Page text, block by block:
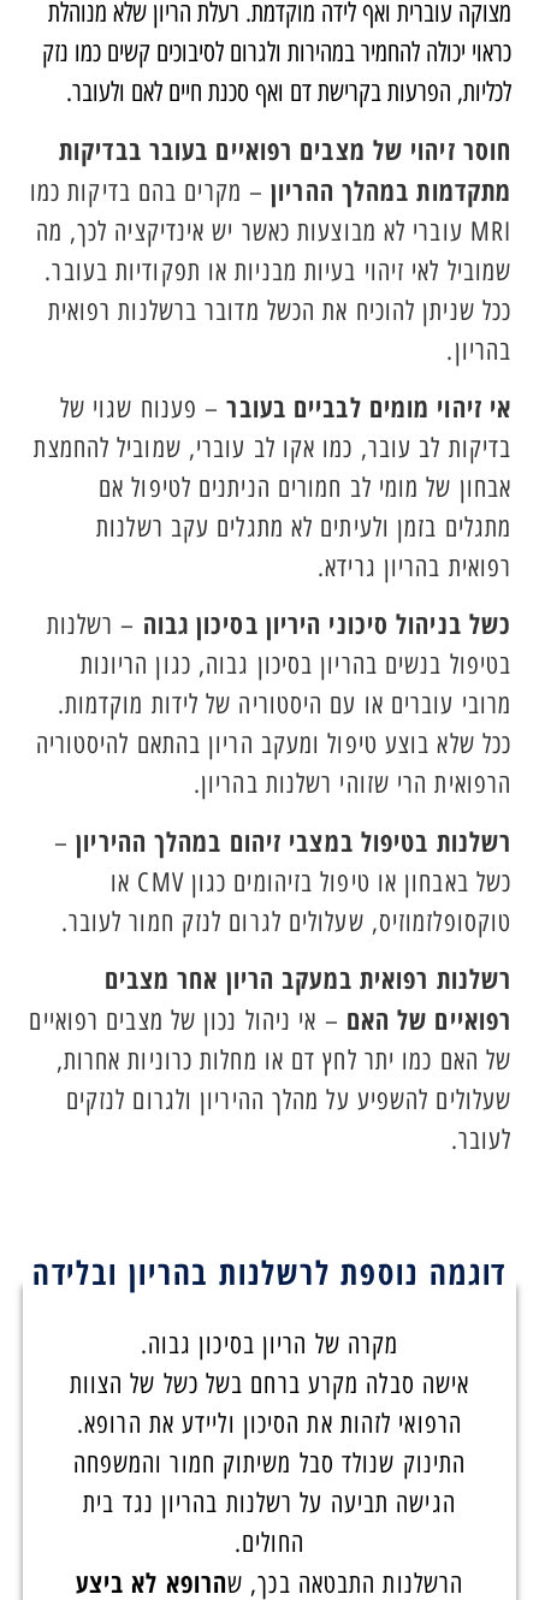
מצוקה עוברית ואף לידה מוקדמת. רעלת הריון שלא מנוהלת
כראוי יכולה להחמיר במהירות ולגרום לסיבוכים קשים כמו נזק
לכליות, הפרעות בקרישת דם ואף סכנת חיים לאם ולעובר.
חוסר זיהוי של מצבים רפואיים בעובר בבדיקות
מתקדמות במהלך ההריון– מקרים בהם בדיקות כמו
MRI עוברי לא מבוצעות כאשר יש אינדיקציה לכך, מה
שמוביל לאי זיהוי בעיות מבניות או תפקודיות בעובר.
ככל שניתן להוכיח את הכשל מדובר ברשלנות רפואית
בהריון.
אי זיהוי מומים לבביים בעובר– פענוח שגוי של
בדיקות לב עובר, כמו אקו לב עוברי, שמוביל להחמצת
אבחון של מומי לב חמורים הניתנים לטיפול אם
מתגלים בזמן ולעיתים לא מתגלים עקב רשלנות
רפואית בהריון גרידא.
כשל בניהול סיכוני היריון בסיכון גבוה – רשלנות
בטיפול בנשים בהריון בסיכון גבוה, כגון הריונות
מרובי עוברים או עם היסטוריה של לידות מוקדמות.
ככל שלא בוצע טיפול ומעקב הריון בהתאם להיסטוריה
הרפואית הרי שזוהי רשלנות בהריון.
רשלנות בטיפול במצבי זיהום במהלך ההיריון–
כשל באבחון או טיפול בזיהומים כגון CMV או
טוקסופלזמוזיס, שעלולים לגרום לנזק חמור לעובר.
רשלנות רפואית במעקב הריון אחר מצבים
רפואיים של האם – אי ניהול נכון של מצבים רפואיים
של האם כמו יתר לחץ דם או מחלות כרוניות אחרות,
שעלולים להשפיע על מהלך ההיריון ולגרום לנזקים
לעובר.
דוגמה נוספת לרשלנות בהריון ובלידה
מקרה של הריון בסיכון גבוה.
אישה סבלה מקרע ברחם בשל כשל של הצוות
הרפואי לזהות את הסיכון וליידע את הרופא.
התינוק שנולד סבל משיתוק חמור והמשפחה
הגישה תביעה על רשלנות בהריון נגד בית
החולים.
הרשלנות התבטאה בכך, שהרופא לא ביצע